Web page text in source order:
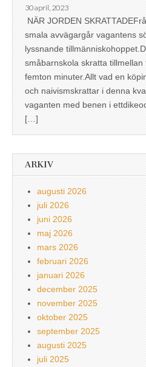
30 april, 2023
NÄR JORDEN
smala avvägargår vagantens
lyssnande
småbarnskola skratta
femton minuter.Allt vad en
och naivismskrattar i denna
vaganten med benen i
[…]
ARKIV
augusti 2026
juli 2026
juni 2026
maj 2026
mars 2026
februari 2026
januari 2026
december 2025
november 2025
oktober 2025
september 2025
augusti 2025
juli 2025